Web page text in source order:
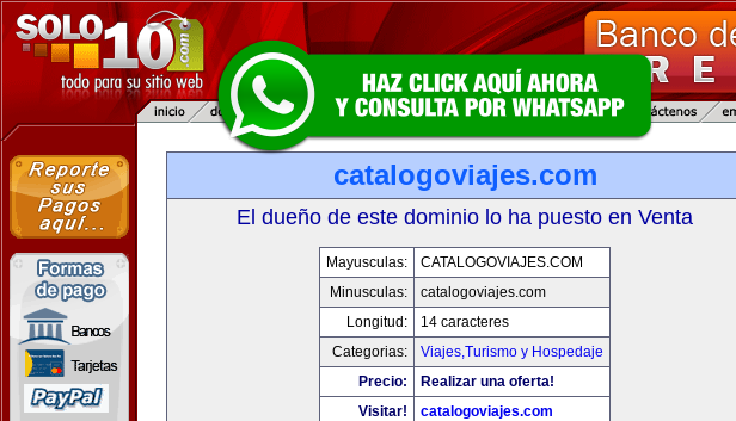
catalogoviajes.com
El dueño de este dominio lo ha puesto en Venta
Mayusculas:
CATALOGOVIAJES.COM
Minusculas:
catalogoviajes.com
Longitud:
14 caracteres
Categorias:
Viajes,Turismo y Hospedaje
Precio:
Realizar una oferta!
Visitar!
catalogoviajes.com